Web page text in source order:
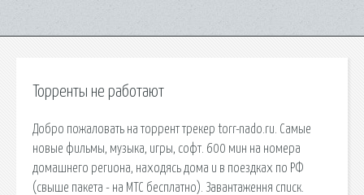
Торренты не работают
Добро пожаловать на торрент трекер torr-nado.ru. Самые
новые фильмы, музыка, игры, софт. 600 мин на номера
домашнего региона, находясь дома и в поездках по РФ
(свыше пакета - на МТС бесплатно). Завантаження списк.